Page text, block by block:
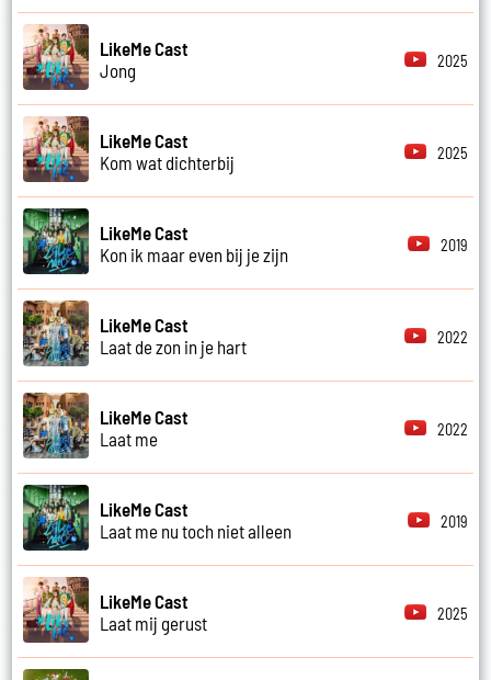
LikeMe Cast
Jong
2025
LikeMe Cast
Kom wat dichterbij
2025
LikeMe Cast
Kon ik maar even bij je zijn
2019
LikeMe Cast
Laat de zon in je hart
2022
LikeMe Cast
Laat me
2022
LikeMe Cast
Laat me nu toch niet alleen
2019
LikeMe Cast
Laat mij gerust
2025